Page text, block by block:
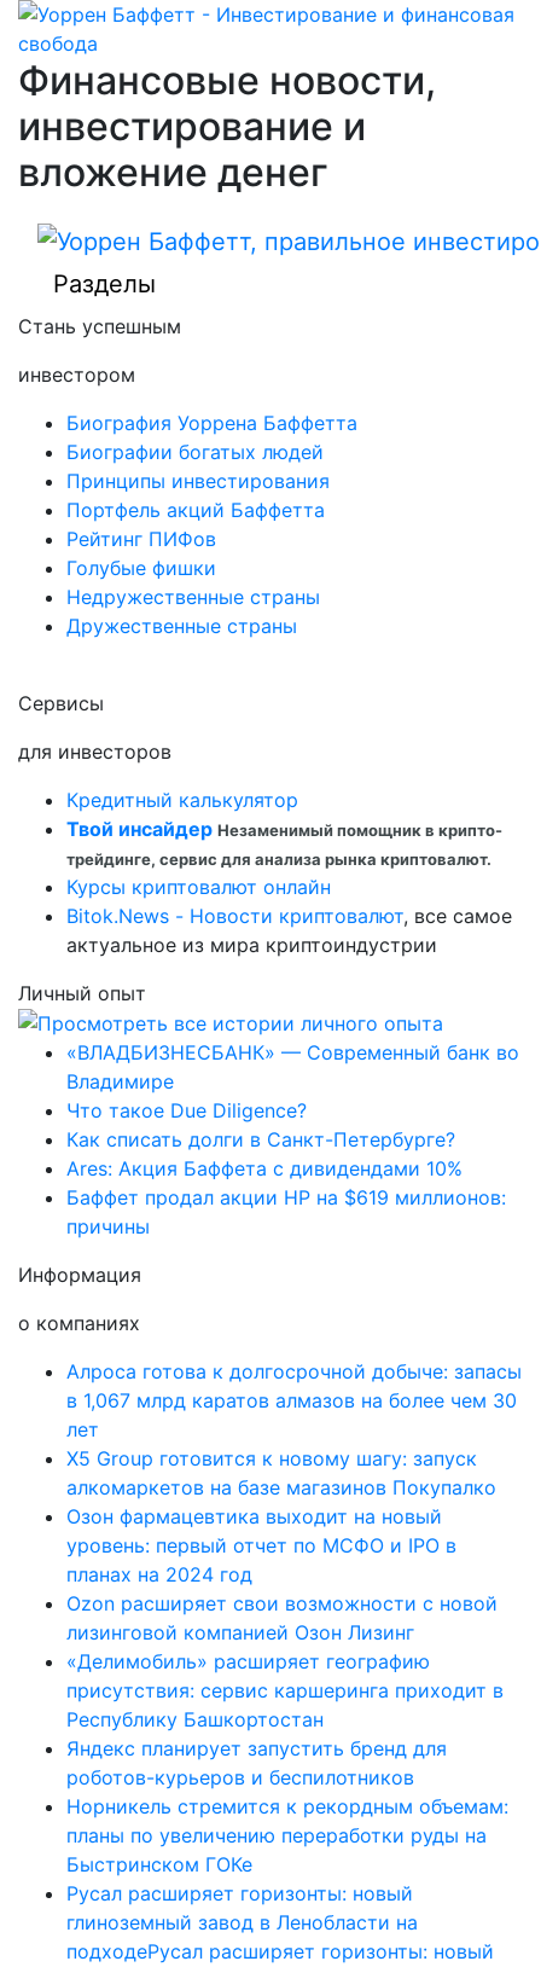
Финансовые новости,
инвестирование и
вложение денег
Разделы
Стань успешным
инвестором
Биография Уоррена Баффетта
Биографии богатых людей
Принципы инвестирования
Портфель акций Баффетта
Рейтинг ПИФов
Голубые фишки
Недружественные страны
Дружественные страны
Сервисы
для инвесторов
Кредитный калькулятор
Твой инсайдер Незаменимый помощник в крипто-
трейдинге, сервис для анализа рынка криптовалют.
Курсы криптовалют онлайн
Bitok.News - Новости криптовалют, все самое
актуальное из мира криптоиндустрии
Личный опыт
«ВЛАДБИЗНЕСБАНК» — Современный банк во
Владимире
Что такое Due Diligence?
Как списать долги в Санкт-Петербурге?
Ares: Акция Баффета с дивидендами 10%
Баффет продал акции HP на $619 миллионов:
причины
Информация
о компаниях
Алроса готова к долгосрочной добыче: запасы
в 1,067 млрд каратов алмазов на более чем 30
лет
X5 Group готовится к новому шагу: запуск
алкомаркетов на базе магазинов Покупалко
Озон фармацевтика выходит на новый
уровень: первый отчет по МСФО и IPO в
планах на 2024 год
Ozon расширяет свои возможности с новой
лизинговой компанией Озон Лизинг
«Делимобиль» расширяет географию
присутствия: сервис каршеринга приходит в
Республику Башкортостан
Яндекс планирует запустить бренд для
роботов-курьеров и беспилотников
Норникель стремится к рекордным объемам:
планы по увеличению переработки руды на
Быстринском ГОКе
Русал расширяет горизонты: новый
глиноземный завод в Ленобласти на
подходеРусал расширяет горизонты: новый